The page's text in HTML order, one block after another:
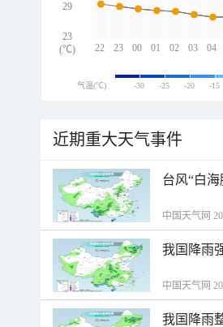
22 23 00 01 02 03 04
29
23
(℃)
气温(℃) -30 -25 -20 -15
近期重大天气事件
台风“白
中国天气网
我国降雨
中国天气网
我国降雨